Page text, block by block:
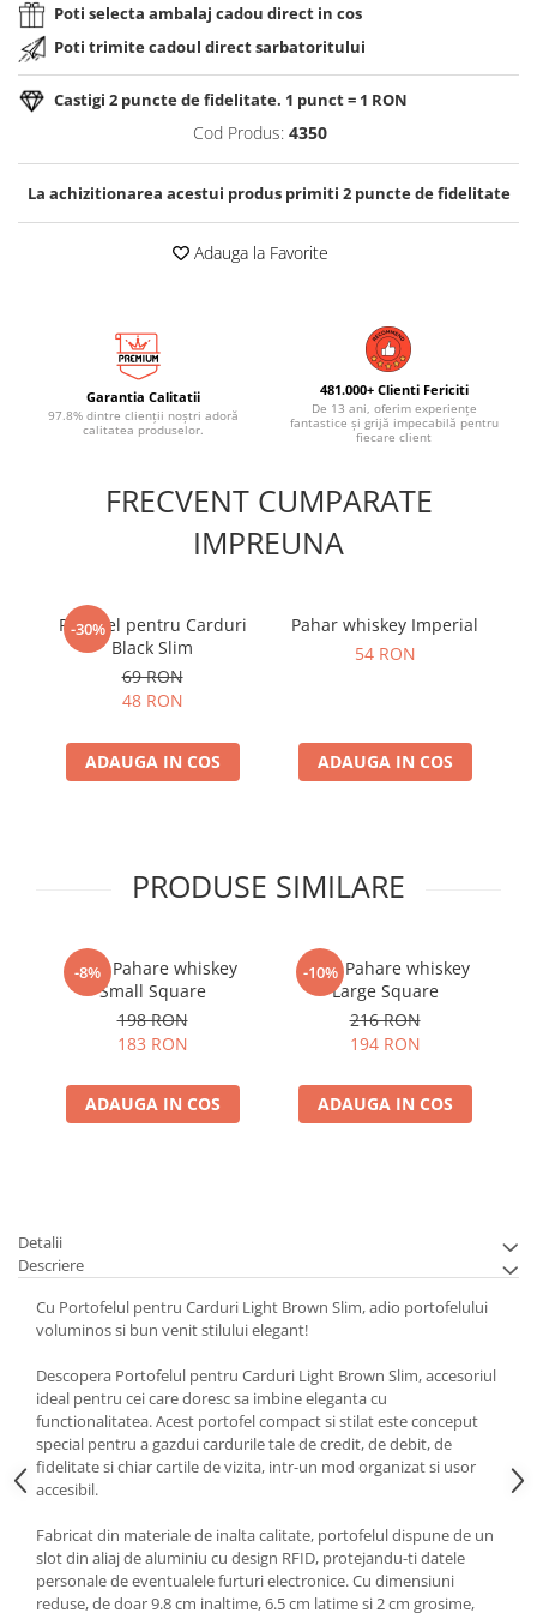
Poti selecta ambalaj cadou direct in cos
Poti trimite cadoul direct sarbatoritului
Castigi 2 puncte de fidelitate. 1 punct = 1 RON
Cod Produs: 4350
La achizitionarea acestui produs primiti 2puncte de fidelitate
Adauga la Favorite
Garantia Calitatii
97.8% dintre clienții noștri adoră
calitatea produselor.
481.000+ Clienti Fericiti
De 13 ani, oferim experiențe
fantastice și grijă impecabilă pentru
fiecare client
FRECVENT CUMPARATE
IMPREUNA
-30%
Portofel pentru Carduri
Black Slim
69 RON
48 RON
ADAUGA IN COS
Pahar whiskey Imperial
54 RON
ADAUGA IN COS
PRODUSE SIMILARE
-8%
Set 6 Pahare whiskey
Small Square
198 RON
183 RON
ADAUGA IN COS
-10%
Set 6 Pahare whiskey
Large Square
216 RON
194 RON
ADAUGA IN COS
Detalii
Descriere
Cu Portofelul pentru Carduri Light Brown Slim, adio portofelului
voluminos si bun venit stilului elegant!
Descopera Portofelul pentru Carduri Light Brown Slim, accesoriul
ideal pentru cei care doresc sa imbine eleganta cu
functionalitatea. Acest portofel compact si stilat este conceput
special pentru a gazdui cardurile tale de credit, de debit, de
fidelitate si chiar cartile de vizita, intr-un mod organizat si usor
accesibil.
Fabricat din materiale de inalta calitate, portofelul dispune de un
slot din aliaj de aluminiu cu design RFID, protejandu-ti datele
personale de eventualele furturi electronice. Cu dimensiuni
reduse, de doar 9.8 cm inaltime, 6.5 cm latime si 2 cm grosime,